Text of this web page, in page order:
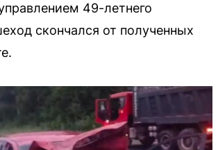
49-летнего
скончался от полученных